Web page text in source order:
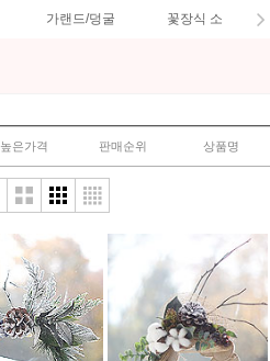
가랜드/덩굴 꽃장식 소
높은가격 판매순위 상품명